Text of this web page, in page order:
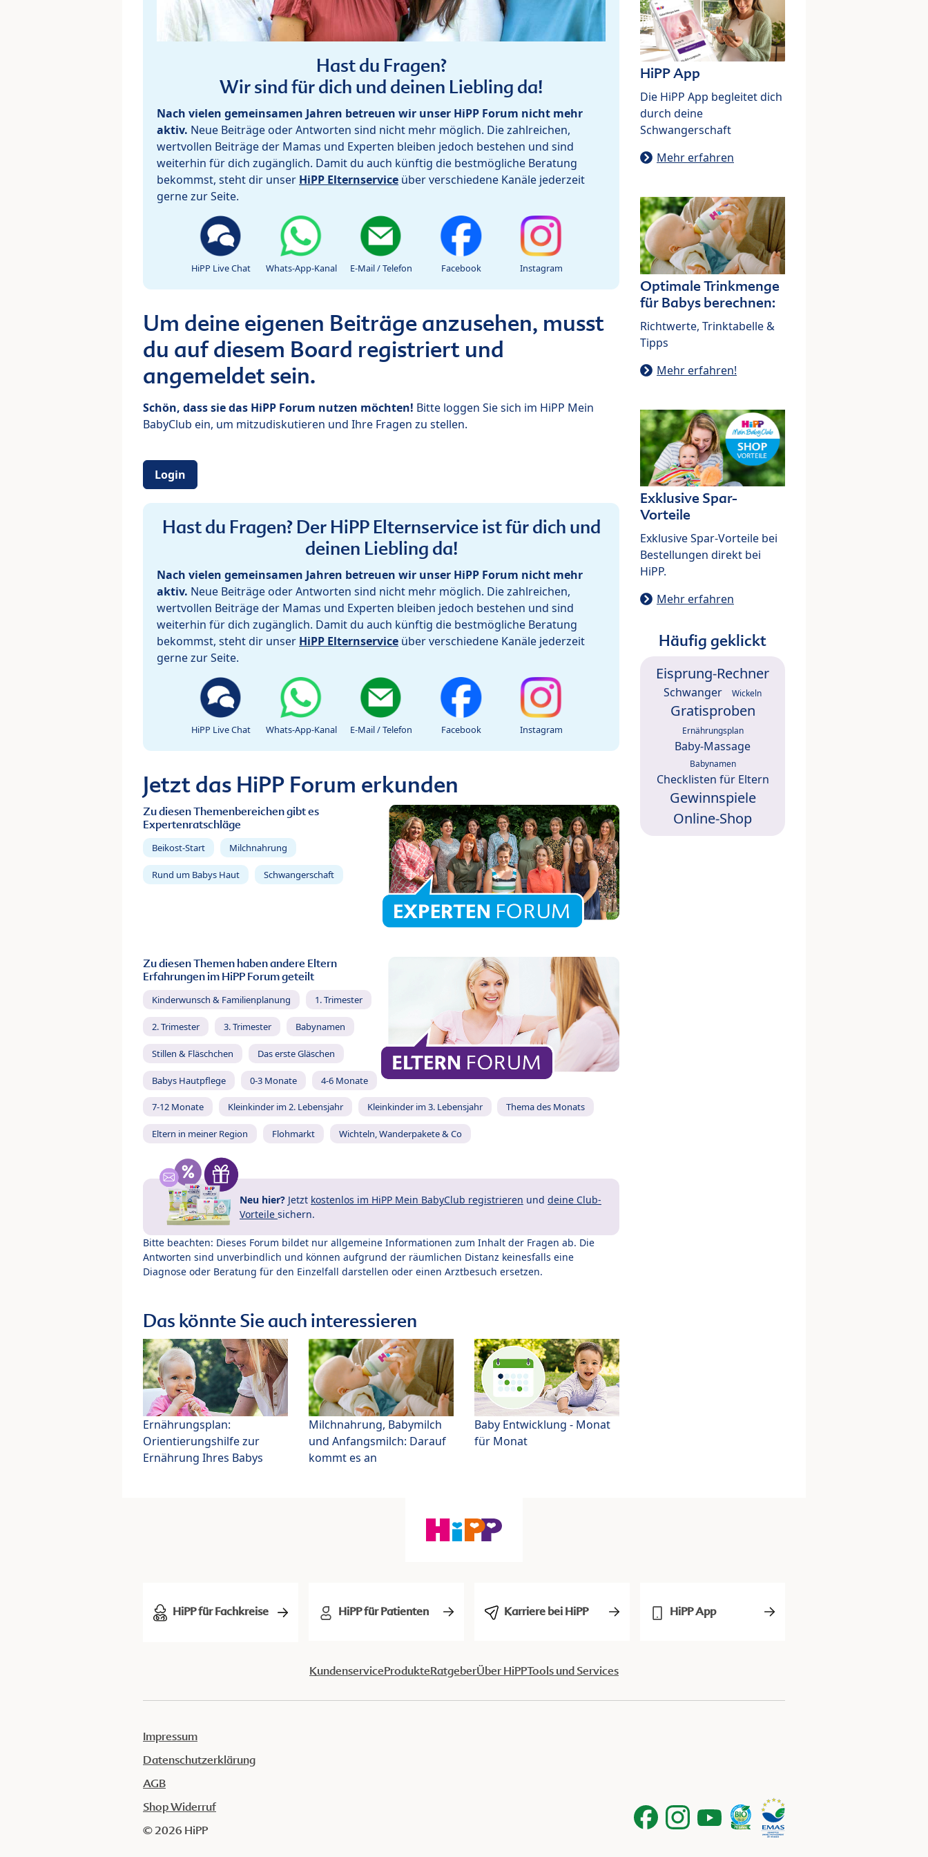
Hast du Fragen?
Wir sind für dich und deinen Liebling da!
Nach vielen gemeinsamen Jahren betreuen wir unser HiPP Forum nicht mehr
aktiv. Neue Beiträge oder Antworten sind nicht mehr möglich. Die zahlreichen,
wertvollen Beiträge der Mamas und Experten bleiben jedoch bestehen und sind
weiterhin für dich zugänglich. Damit du auch künftig die bestmögliche Beratung
bekommst, steht dir unser HiPP Elternservice über verschiedene Kanäle jederzeit
gerne zur Seite.
HiPP Live Chat Whats-App-Kanal E-Mail / Telefon Facebook Instagram
Um deine eigenen Beiträge anzusehen, musst
du auf diesem Board registriert und
angemeldet sein.
Schön, dass sie das HiPP Forum nutzen möchten! Bitte loggen Sie sich im HiPP Mein
BabyClub ein, um mitzudiskutieren und Ihre Fragen zu stellen.
Login
Hast du Fragen? Der HiPP Elternservice ist für dich und
deinen Liebling da!
Nach vielen gemeinsamen Jahren betreuen wir unser HiPP Forum nicht mehr
aktiv. Neue Beiträge oder Antworten sind nicht mehr möglich. Die zahlreichen,
wertvollen Beiträge der Mamas und Experten bleiben jedoch bestehen und sind
weiterhin für dich zugänglich. Damit du auch künftig die bestmögliche Beratung
bekommst, steht dir unser HiPP Elternservice über verschiedene Kanäle jederzeit
gerne zur Seite.
HiPP Live Chat Whats-App-Kanal E-Mail / Telefon Facebook Instagram
Jetzt das HiPP Forum erkunden
Zu diesen Themenbereichen gibt es
Expertenratschläge
Beikost-Start Milchnahrung
Rund um Babys Haut Schwangerschaft
Zu diesen Themen haben andere Eltern
Erfahrungen im HiPP Forum geteilt
Kinderwunsch & Familienplanung 1. Trimester
2. Trimester 3. Trimester Babynamen
Stillen & Fläschchen Das erste Gläschen
Babys Hautpflege 0-3 Monate 4-6 Monate
7-12 Monate Kleinkinder im 2. Lebensjahr Kleinkinder im 3. Lebensjahr Thema des Monats
Eltern in meiner Region Flohmarkt Wichteln, Wanderpakete & Co
Neu hier? Jetzt kostenlos im HiPP Mein BabyClub registrieren und deine Club-
Vorteile sichern.
Bitte beachten: Dieses Forum bildet nur allgemeine Informationen zum Inhalt der Fragen ab. Die
Antworten sind unverbindlich und können aufgrund der räumlichen Distanz keinesfalls eine
Diagnose oder Beratung für den Einzelfall darstellen oder einen Arztbesuch ersetzen.
Das könnte Sie auch interessieren
Ernährungsplan:
Orientierungshilfe zur
Ernährung Ihres Babys
Milchnahrung, Babymilch
und Anfangsmilch: Darauf
kommt es an
Baby Entwicklung - Monat
für Monat
HiPP App
Die HiPP App begleitet dich
durch deine
Schwangerschaft
Mehr erfahren
Optimale Trinkmenge
für Babys berechnen:
Richtwerte, Trinktabelle &
Tipps
Mehr erfahren!
Exklusive Spar-
Vorteile
Exklusive Spar-Vorteile bei
Bestellungen direkt bei
HiPP.
Mehr erfahren
Häufig geklickt
Eisprung-Rechner
Schwanger Wickeln
Gratisproben
Ernährungsplan
Baby-Massage
Babynamen
Checklisten für Eltern
Gewinnspiele
Online-Shop
HiPP für Fachkreise HiPP für Patienten Karriere bei HiPP HiPP App
KundenserviceProdukteRatgeberÜber HiPPTools und Services
Impressum
Datenschutzerklärung
AGB
Shop Widerruf
© 2026 HiPP